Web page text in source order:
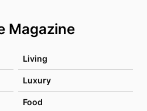
Magazine
Living
Luxury
Food